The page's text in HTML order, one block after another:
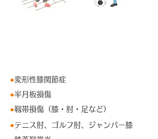
●変形性膝関節症
●半月板損傷
●靱帯損傷（膝・肘・足など）
●テニス肘、ゴルフ肘、ジャンパー膝